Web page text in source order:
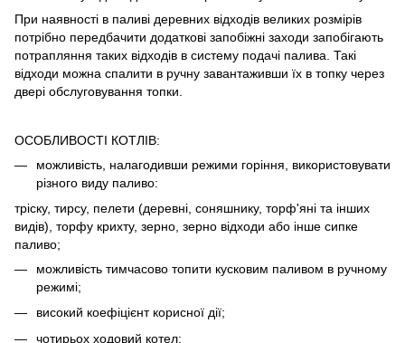
При наявності в паливі деревних відходів великих розмірів
потрібно передбачити додаткові запобіжні заходи запобігають
потрапляння таких відходів в систему подачі палива. Такі
відходи можна спалити в ручну завантаживши їх в топку через
двері обслуговування топки.
ОСОБЛИВОСТІ КОТЛІВ:
можливість, налагодивши режими горіння, використовувати
різного виду паливо:
тріску, тирсу, пелети (деревні, соняшнику, торф'яні та інших
видів), торфу крихту, зерно, зерно відходи або інше сипке
паливо;
можливість тимчасово топити кусковим паливом в ручному
режимі;
високий коефіцієнт корисної дії;
чотирьох ходовий котел;